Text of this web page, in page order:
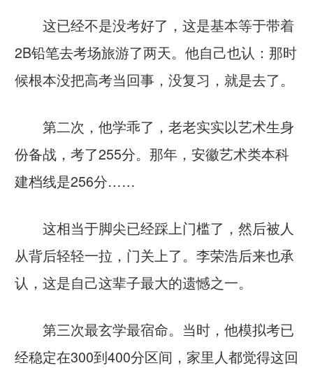
这已经不是没考好了，这是基本等于带着
2B铅笔去考场旅游了两天。他自己也认：那时
候根本没把高考当回事，没复习，就是去了。
第二次，他学乖了，老老实实以艺术生身
份备战，考了255分。那年，安徽艺术类本科
建档线是256分……
这相当于脚尖已经踩上门槛了，然后被人
从背后轻轻一拉，门关上了。李荣浩后来也承
认，这是自己这辈子最大的遗憾之一。
第三次最玄学最宿命。当时，他模拟考已
经稳定在300到400分区间，家里人都觉得这回